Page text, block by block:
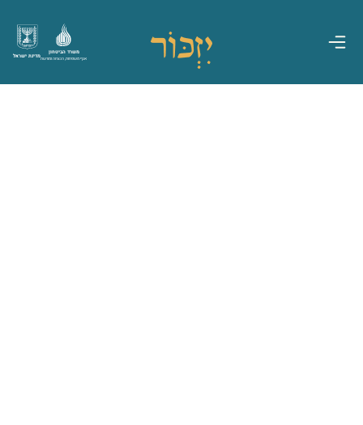
מדינת ישראל
משרד הביטחון
אגף משפחות, הנצחה ומורשת